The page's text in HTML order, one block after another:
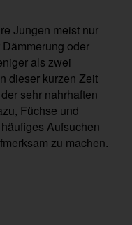
Jungen meist nur
oder
als zwei
dieser kurzen Zeit
sehr nahrhaften
Füchse und
Aufsuchen
zu machen.